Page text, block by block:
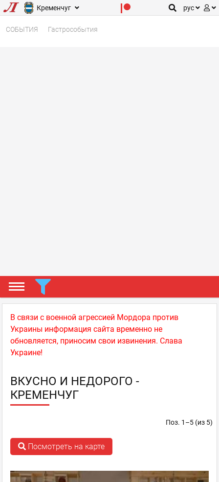
Кременчуг рус
СОБЫТИЯ Гастрособытия
В связи с военной агрессией Мордора против
Украины информация сайта временно не
обновляется, приносим свои извинения. Слава
Украине!
ВКУСНО И НЕДОРОГО -
КРЕМЕНЧУГ
Поз. 1–5 (из 5)
Посмотреть на карте